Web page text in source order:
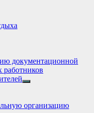
документационной
работников
Show
организацию